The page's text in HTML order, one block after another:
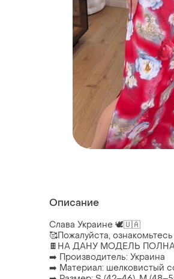
Описание
Слава Украине 🕊🇺🇦
🥰Пожалуйста,
🍫НА ДАНУ МОДЕЛЬ
➡️ Производитель: Украина
➡️ Материал: шелковистый